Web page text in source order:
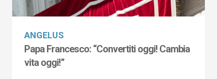
ANGELUS
Papa Francesco: “Convertiti oggi! Cambia
vita oggi!”